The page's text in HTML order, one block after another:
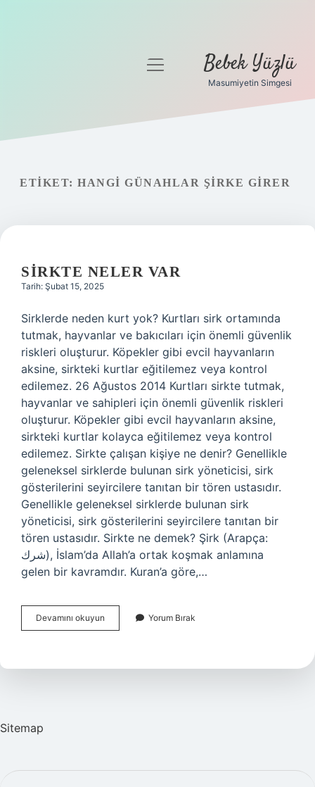
Gizlilik Politikası
menüyü
Bebek Yüzlü
Masumiyetin Simgesi
ETIKET: HANGI GÜNAHLAR ŞIRKE GIRER
SIRKTE NELER VAR
Tarih: Şubat 15, 2025
Sirklerde neden kurt yok? Kurtları sirk ortamında
tutmak, hayvanlar ve bakıcıları için önemli güvenlik
riskleri oluşturur. Köpekler gibi evcil hayvanların
aksine, sirkteki kurtlar eğitilemez veya kontrol
edilemez. 26 Ağustos 2014 Kurtları sirkte tutmak,
hayvanlar ve sahipleri için önemli güvenlik riskleri
oluşturur. Köpekler gibi evcil hayvanların aksine,
sirkteki kurtlar kolayca eğitilemez veya kontrol
edilemez. Sirkte çalışan kişiye ne denir? Genellikle
geleneksel sirklerde bulunan sirk yöneticisi, sirk
gösterilerini seyircilere tanıtan bir tören ustasıdır.
Genellikle geleneksel sirklerde bulunan sirk
yöneticisi, sirk gösterilerini seyircilere tanıtan bir
tören ustasıdır. Sirkte ne demek? Şirk (Arapça:
شرك), İslam’da Allah’a ortak koşmak anlamına
gelen bir kavramdır. Kuran’a göre,…
Devamını okuyun
Neler
Yorum Bırak
Sitemap